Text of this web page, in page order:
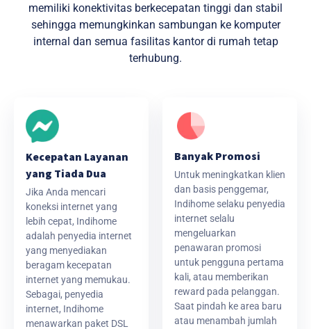
memiliki konektivitas berkecepatan tinggi dan stabil
sehingga memungkinkan sambungan ke komputer
internal dan semua fasilitas kantor di rumah tetap
terhubung.
Kecepatan Layanan
yang Tiada Dua
Jika Anda mencari
koneksi internet yang
lebih cepat, Indihome
adalah penyedia internet
yang menyediakan
beragam kecepatan
internet yang memukau.
Sebagai, penyedia
internet, Indihome
menawarkan paket DSL
Banyak Promosi
Untuk meningkatkan klien
dan basis penggemar,
Indihome selaku penyedia
internet selalu
mengeluarkan
penawaran promosi
untuk pengguna pertama
kali, atau memberikan
reward pada pelanggan.
Saat pindah ke area baru
atau menambah jumlah